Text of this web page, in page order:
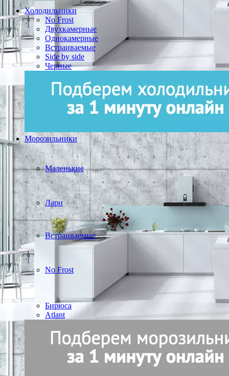
Холодильники
No Frost
Двухкамерные
Однокамерные
Встраиваемые
Side by side
Черные
Морозильники
Маленькие
Лари
Встраиваемые
No Frost
Бирюса
Atlant